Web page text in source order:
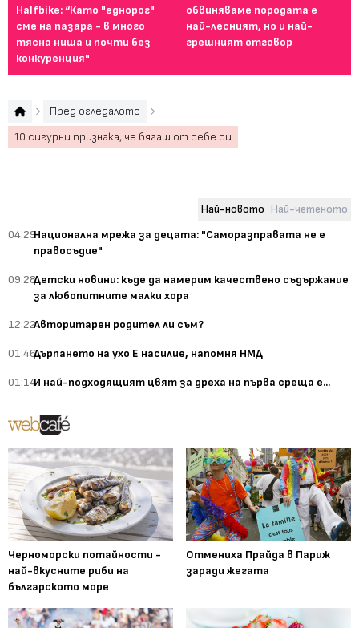
Halfbike: “Като "еднорог"
сме на пазара - в много
тясна ниша и почти без
конкуренция"
обвиняваме породата е
най-лесният, но и най-
грешният отговор
Пред огледалото
10 сигурни признака, че бягаш от себе си
Най-новото Най-четеното
04:29Национална мрежа за децата: "Саморазправата не е
правосъдие"
09:28Детски новини: къде да намерим качествено съдържание
за любопитните малки хора
12:22Авторитарен родител ли съм?
01:46Дърпането на ухо Е насилие, напомня НМД
01:14И най-подходящият цвят за дреха на първа среща е...
Черноморски потайности -
най-вкусните риби на
българското море
Отмениха Прайда в Париж
заради жегата